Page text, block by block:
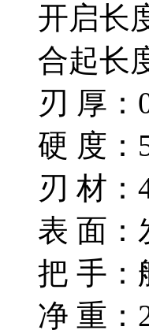
开启长
合起长
刃 厚：
硬 度：
刃 材：
表 面：
把 手：
净 重：